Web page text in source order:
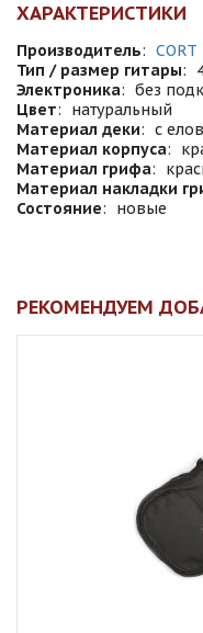
ХАРАКТЕРИСТИКИ
Производитель: CORT
Тип / размер гитары:
Электроника: без
Цвет:
натуральный
Материал деки: с
Материал корпуса:
Материал грифа:
Материал накладки
Состояние: новые
РЕКОМЕНДУЕМ